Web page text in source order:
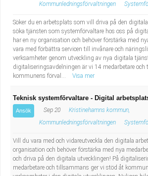
Kommunledningsförvaltningen
Söker du en arbetsplats som vill driva på den
söka tjänsten som systemförvaltare hos oss på
har en ny organisation och behöver förstärka med
vara med förbättra servicen till invånare och
verksamheter genom utveckling av nya digitala
digitaliseringsavdelningen är vi 14 medarbetare
kommunens förval...
Visa mer
Teknisk systemförvaltare - Digital
Ansök Sep 20
Kristinehamns kommun,
Kommunledningsförvaltningen
Vill du vara med och vidareutveckla den digitala
organisation och behöver förstärka med nya
och driva på den digitala utvecklingen! På
medarbetare och tillsammans ger vi stöd åt